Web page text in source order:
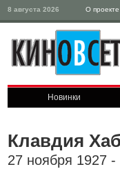
8 августа 2026 О проекте
Новинки
Клавдия
27 ноября 1927